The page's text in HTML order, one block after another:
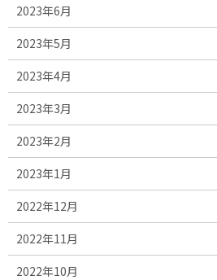
2023年6月
2023年5月
2023年4月
2023年3月
2023年2月
2023年1月
2022年12月
2022年11月
2022年10月